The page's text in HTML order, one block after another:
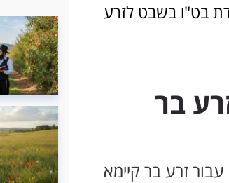
בט"ו בשבט לזרע
בר
זרע בר קיימא